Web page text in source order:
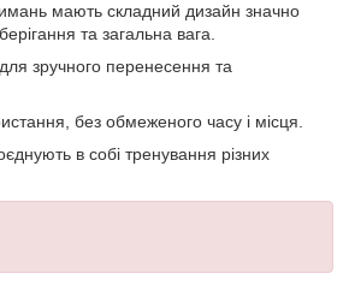
мають складний дизайн значно
та загальна вага.
зручного перенесення та
без обмеженого часу і місця.
в собі тренування різних